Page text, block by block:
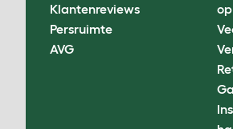
Klantenreviews
Persruimte
AVG
op